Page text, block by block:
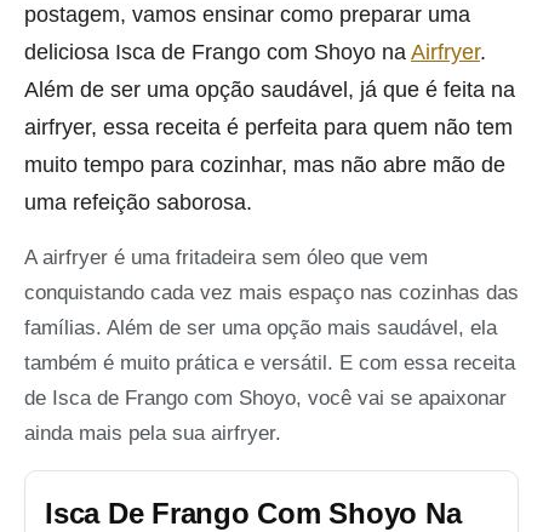
postagem, vamos ensinar como preparar uma
deliciosa Isca de Frango com Shoyo na Airfryer.
Além de ser uma opção saudável, já que é feita na
airfryer, essa receita é perfeita para quem não tem
muito tempo para cozinhar, mas não abre mão de
uma refeição saborosa.
A airfryer é uma fritadeira sem óleo que vem
conquistando cada vez mais espaço nas cozinhas das
famílias. Além de ser uma opção mais saudável, ela
também é muito prática e versátil. E com essa receita
de Isca de Frango com Shoyo, você vai se apaixonar
ainda mais pela sua airfryer.
Isca De Frango Com Shoyo Na